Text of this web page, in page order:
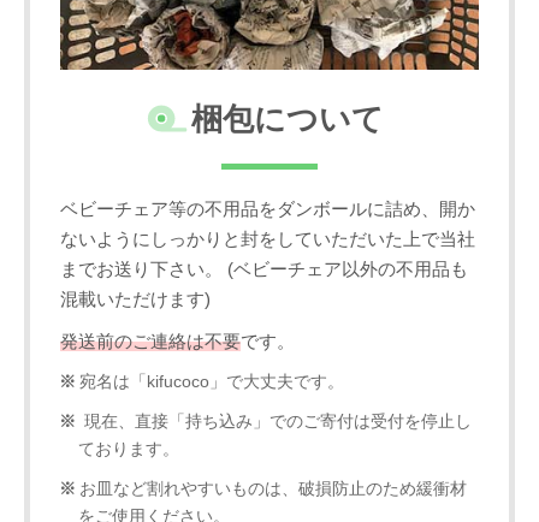
梱包について
ベビーチェア等の不用品をダンボールに詰め、開か
ないようにしっかりと封をしていただいた上で当社
までお送り下さい。 (ベビーチェア以外の不用品も
混載いただけます)
発送前のご連絡は不要です。
宛名は「kifucoco」で大丈夫です。
現在、直接「持ち込み」でのご寄付は受付を停止し
ております。
お皿など割れやすいものは、破損防止のため緩衝材
をご使用ください。